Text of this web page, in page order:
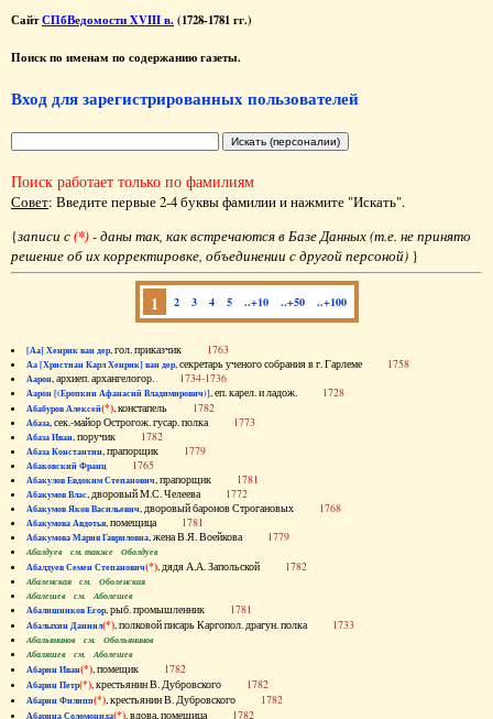
СайтСПбВедомости XVIII в. (1728-1781 гг.)
Поиск по именам по содержанию газеты.
Вход для зарегистрированных пользователей
Поиск работает только по фамилиям
Совет: Введите первые 2-4 буквы фамилии и нажмите "Искать".
{записи с(*)- даны так, как встречаются в Базе Данных (т.е. не принято
решение об их корректировке, объединении с другой персоной) }
1 2 3 4 5 ..+10 ..+50 ..+100
[Аа] Хенрик ван дер, гол. приказчик 1763
Аа [Христиан Карл Хенрик] ван дер, секретарь ученого собрания в г. Гарлеме 1758
Аарон, архиеп. архангелогор. 1734-1736
Аарон [(Еропкин Афанасий Владимирович)], еп. карел. и ладож. 1728
Абабуров Алексей(*), констапель 1782
Абаза, сек.-майор Острогож. гусар. полка 1773
Абаза Иван, поручик 1782
Абаза Константин, прапорщик 1779
Абаковский Франц 1765
Абакулов Евдоким Степанович, прапорщик 1781
Абакумов Влас, дворовый М.С. Челеева 1772
Абакумов Яков Васильевич, дворовый баронов Строгановых 1768
Абакумова Авдотья, помещица 1781
Абакумова Мария Гавриловна, жена В.Я. Воейкова 1779
Абалдуев см. также Оболдуев
Абалдуев Семен Степанович(*), дядя А.А. Запольской 1782
Абаленская см. Оболенская
Абалешев см. Аболешев
Абалишников Егор, рыб. промышленник 1781
Абалыхин Даниил(*), полковой писарь Каргопол. драгун. полка 1733
Абальянинов см. Обольянинов
Абаляшев см. Аболешев
Абарин Иван(*), помещик 1782
Абарин Петр(*), крестьянин В. Дубровского 1782
Абарин Филипп(*), крестьянин В. Дубровского 1782
Абарина Соломонида(*), вдова, помещица 1782